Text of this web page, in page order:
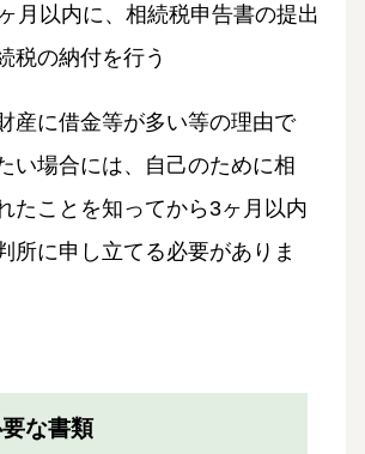
月以内に、相続税申告書の提出
税の納付を行う
産に借金等が多い等の理由で
い場合には、自己のために相
たことを知ってから3ヶ月以内
所に申し立てる必要がありま
な書類